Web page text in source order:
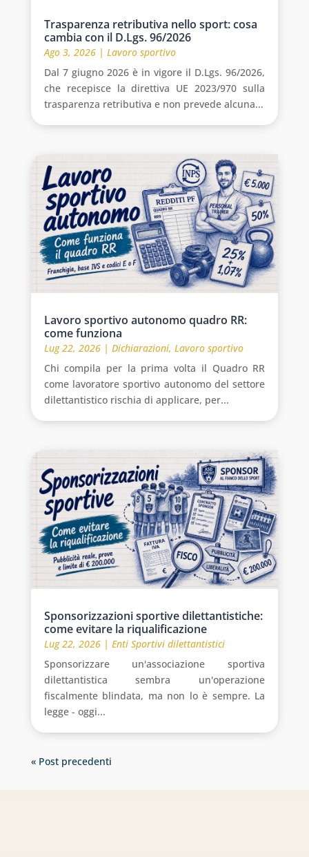
Trasparenza retributiva nello sport: cosa
cambia con il D.Lgs. 96/2026
Ago 3, 2026| Lavoro sportivo
Dal 7 giugno 2026 è in vigore il D.Lgs. 96/2026,
che recepisce la direttiva UE 2023/970 sulla
trasparenza retributiva e non prevede alcuna...
Lavoro sportivo autonomo quadro RR:
come funziona
Lug 22, 2026| Dichiarazioni, Lavoro sportivo
Chi compila per la prima volta il Quadro RR
come lavoratore sportivo autonomo del settore
dilettantistico rischia di applicare, per...
Sponsorizzazioni sportive dilettantistiche:
come evitare la riqualificazione
Lug 22, 2026| Enti Sportivi dilettantistici
Sponsorizzare un'associazione sportiva
dilettantistica sembra un'operazione
fiscalmente blindata, ma non lo è sempre. La
legge - oggi...
« Post precedenti